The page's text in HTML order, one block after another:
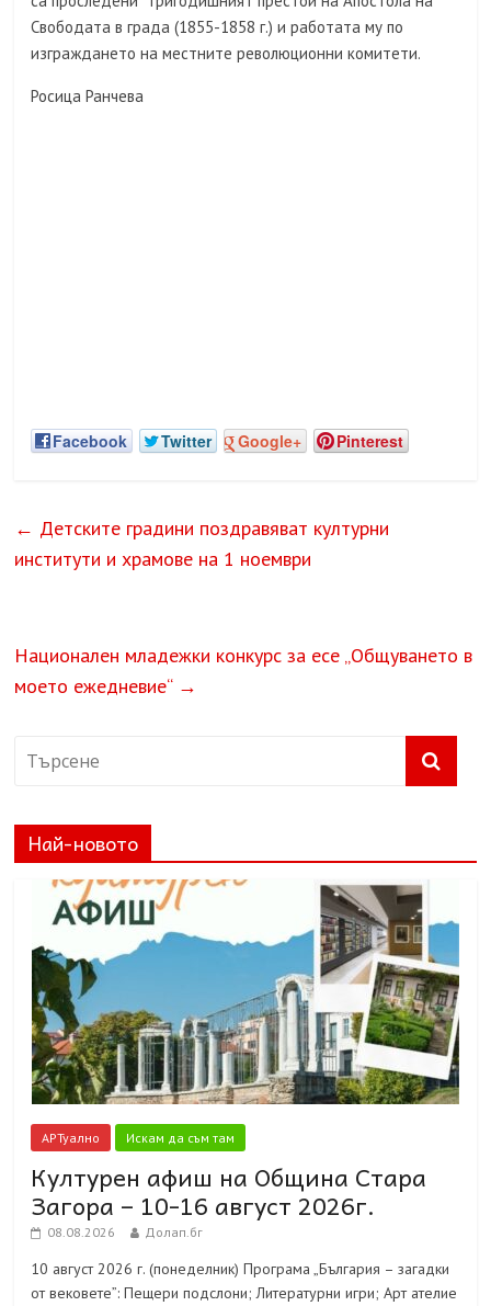
Свободата в града (1855-1858 г.) и работата му по
изграждането на местните революционни комитети.
Росица Ранчева
Facebook Twitter Google+ Pinterest
← Детските градини поздравяват културни
институти и храмове на 1 ноември
Национален младежки конкурс за есе „Общуването в
моето ежедневие“ →
Най-новото
АРТуално Искам да съм там
Културен афиш на Община Стара
Загора – 10-16 август 2026г.
08.08.2026 Долап.бг
10 август 2026 г. (понеделник) Програма „България – загадки
от вековете”: Пещери подслони; Литературни игри; Арт ателие